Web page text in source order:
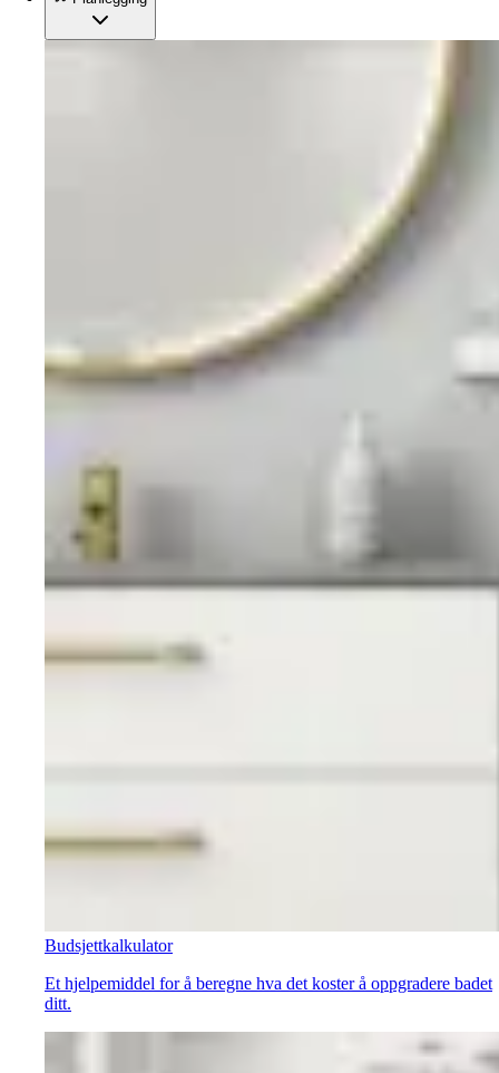
Budsjettkalkulator
Et hjelpemiddel for å beregne hva det koster å oppgradere badet
ditt.